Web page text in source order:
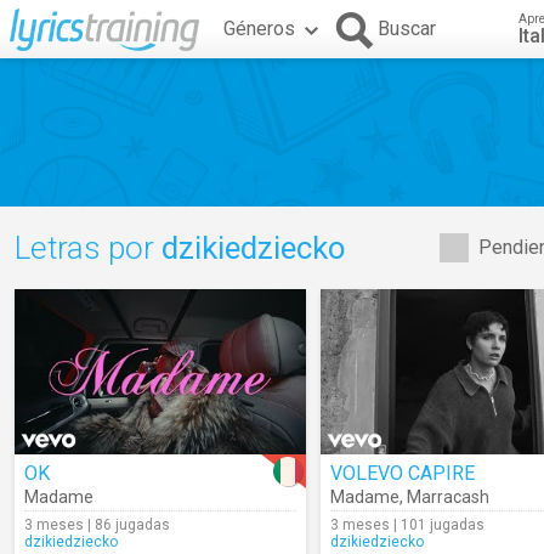
Géneros Buscar
Letras por dzikiedziecko
OK
Madame
3 meses | 86 jugadas
dzikiedziecko
VOLEVO CAPIRE
Madame, Marracash
3 meses | 101 jugadas
dzikiedziecko